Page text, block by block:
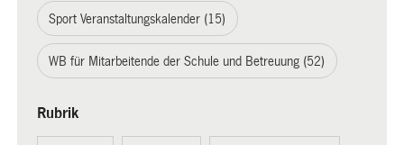
Sport Veranstaltungskalender (15)
WB für Mitarbeitende der Schule und Betreuung (52)
Rubrik